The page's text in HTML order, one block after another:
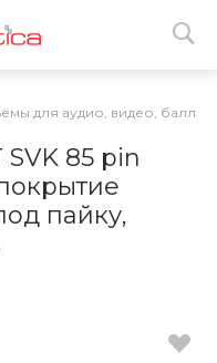
для аудио, видео,
SVK 85 pin
пайку,